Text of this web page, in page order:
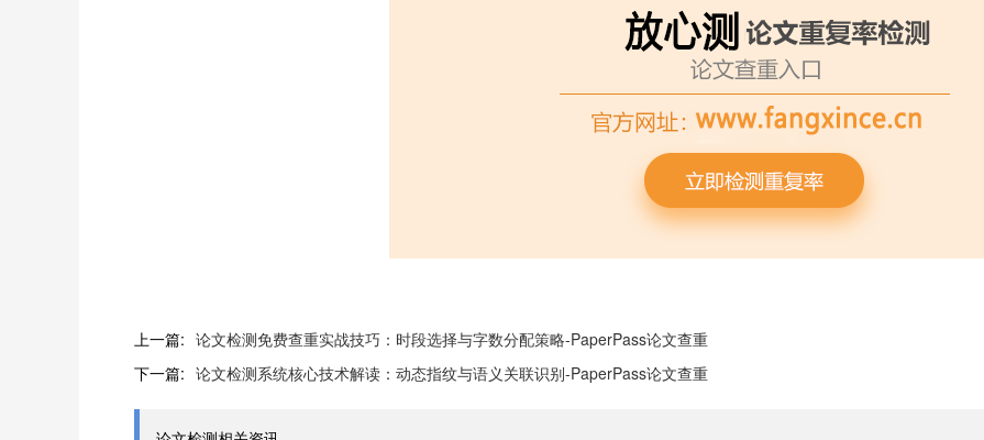
上一篇: 论文检测免费查重实战技巧：时段选择与字数分配策略-PaperPass论文查重
下一篇: 论文检测系统核心技术解读：动态指纹与语义关联识别-PaperPass论文查重